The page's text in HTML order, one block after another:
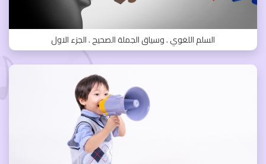
السلم اللغوي . وسياق الجملة الصحيح . الجزء الاول